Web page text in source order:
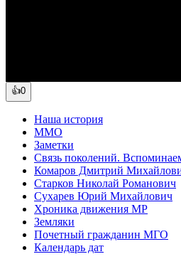
👍0
Наша история
ММО
Заметки
Связь поколений.
Комаров Дмитрий
Старков Николай Романович
Сухарев Юрий Михайлович
Хроника движения МР
Земляки
Почетный гражданин МГО
Календарь дат